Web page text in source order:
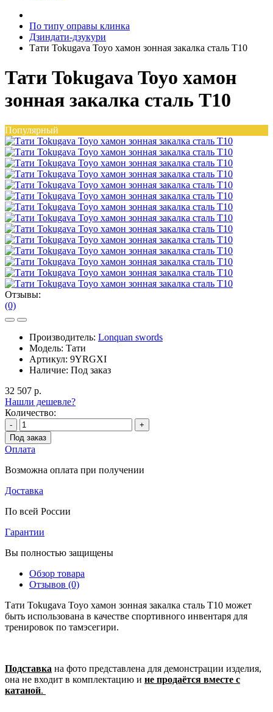
По типу оправы клинка
Дзиндати-дзукури
Тати Tokugava Toyo хамон зонная закалка сталь T10
Тати Tokugava Toyo хамон
зонная закалка сталь T10
Популярный
Отзывы:
(0)
Производитель: Lonquan swords
Модель: Тати
Артикул: 9YRGXI
Наличие: Под заказ
32 507 р.
Нашли дешевле?
Количество:
-
+
Под заказ
Оплата
Возможна оплата при получении
Доставка
По всей России
Гарантии
Вы полностью защищены
Обзор товара
Отзывов (0)
Тати Tokugava Toyo хамон зонная закалка сталь T10 может
быть использована в качестве спортивного инвентаря для
тренировок по тамэсегири.
Подставка на фото представлена для демонстрации изделия,
она не входит в комплектацию и не продаётся вместе с
катаной.